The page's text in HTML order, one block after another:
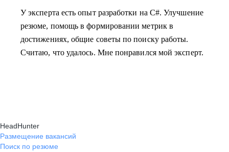
У эксперта есть опыт разработки на C#. Улучшение
резюме, помощь в формировании метрик в
достижениях, общие советы по поиску работы.
Считаю, что удалось. Мне понравился мой эксперт.
HeadHunter
Размещение вакансий
Поиск по резюме